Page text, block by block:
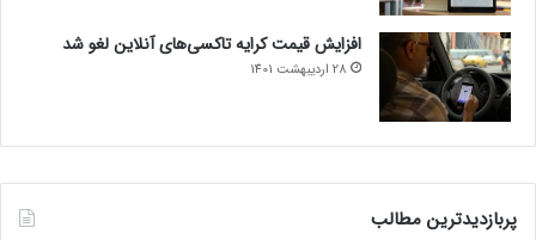
افزایش قیمت کرایه تاکسی‌های آنلاین لغو شد
28 اردیبهشت 1401
پربازدیدترین مطالب